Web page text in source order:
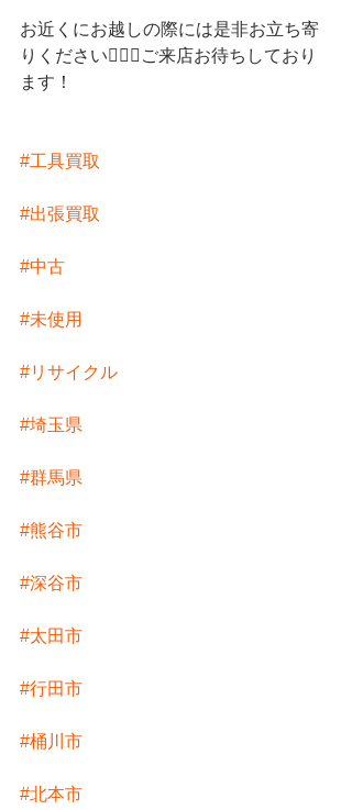
お近くにお越しの際には是非お立ち寄
りください💁🏻‍♀️ご来店お待ちしており
ます！
#工具買取
#出張買取
#中古
#未使用
#リサイクル
#埼玉県
#群馬県
#熊谷市
#深谷市
#太田市
#行田市
#桶川市
#北本市